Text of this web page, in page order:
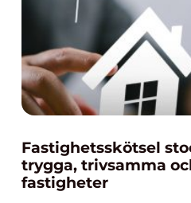
Fastighetsskötsel stockholm
trygga, trivsamma
fastigheter